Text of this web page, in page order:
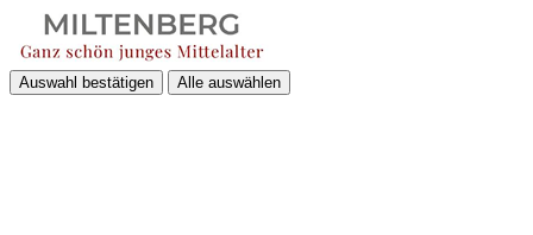
Auswahl bestätigen Alle auswählen